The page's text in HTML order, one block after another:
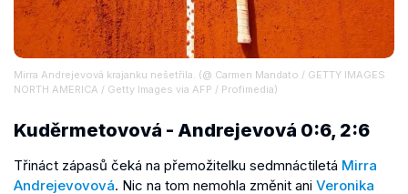
Mirra Andrejevová krajanku nešetřila. (@ Carmen Mandato / GETTY IMAGES
NORTH AMERICA / Getty Images via AFP / Profimedia)
Kuděrmetovová - Andrejevová 0:6, 2:6
Třináct zápasů čeká na přemožitelku sedmnáctiletá Mirra
Andrejevovová. Nic na tom nemohla změnit ani Veronika